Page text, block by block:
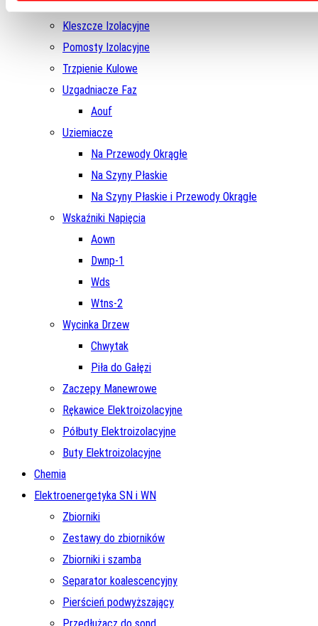
Haki Ewakuacyjne
Kleszcze Izolacyjne
Pomosty Izolacyjne
Trzpienie Kulowe
Uzgadniacze Faz
Aouf
Uziemiacze
Na Przewody Okrągłe
Na Szyny Płaskie
Na Szyny Płaskie i Przewody Okrągłe
Wskaźniki Napięcia
Aown
Dwnp-1
Wds
Wtns-2
Wycinka Drzew
Chwytak
Piła do Gałęzi
Zaczepy Manewrowe
Rękawice Elektroizolacyjne
Półbuty Elektroizolacyjne
Buty Elektroizolacyjne
Chemia
Elektroenergetyka SN i WN
Zbiorniki
Zestawy do zbiorników
Zbiorniki i szamba
Separator koalescencyjny
Pierścień podwyższający